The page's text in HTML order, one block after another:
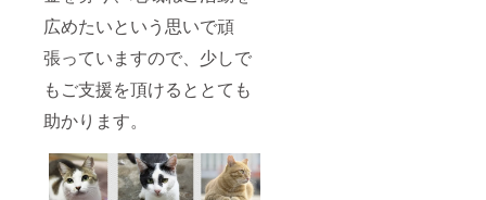
広めたいという思いで頑
張っていますので、少しで
もご支援を頂けるととても
助かります。